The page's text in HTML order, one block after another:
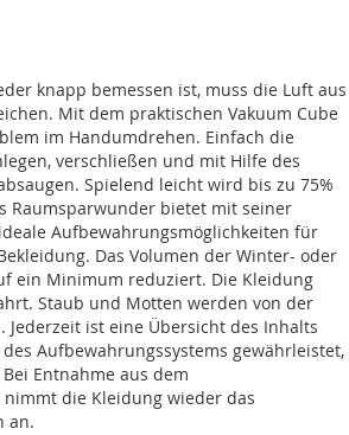
knapp bemessen ist, muss die Luft aus
Mit dem praktischen Vakuum Cube
im Handumdrehen. Einfach die
verschließen und mit Hilfe des
Spielend leicht wird bis zu 75%
Raumsparwunder bietet mit seiner
Aufbewahrungsmöglichkeiten für
Das Volumen der Winter- oder
ein Minimum reduziert. Die Kleidung
Staub und Motten werden von der
Jederzeit ist eine Übersicht des Inhalts
Aufbewahrungssystems gewährleistet,
Entnahme aus dem
die Kleidung wieder das
an.